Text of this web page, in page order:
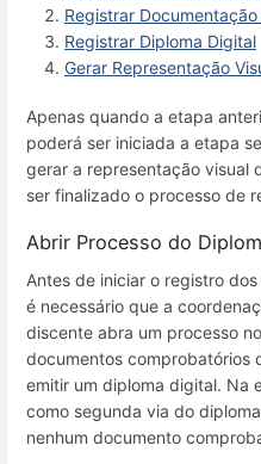
Registrar
Registrar Diploma Digital
Gerar Representação
Apenas quando a etapa
poderá ser iniciada a etapa
gerar a representação visual
ser finalizado o processo de
Abrir Processo do
Antes de iniciar o registro
é necessário que a
discente abra um processo no
documentos comprobatórios
emitir um diploma digital. Na
como segunda via do
nenhum documento